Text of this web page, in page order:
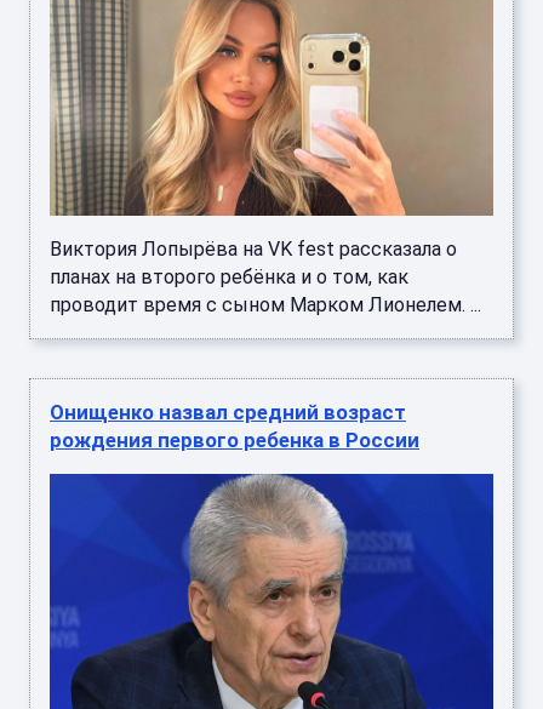
Виктория Лопырёва на VK fest рассказала о
планах на второго ребёнка и о том, как
проводит время с сыном Марком Лионелем. ...
Онищенко назвал средний возраст
рождения первого ребенка в России